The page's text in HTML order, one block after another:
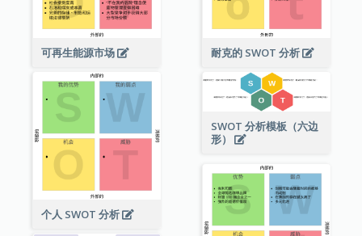
可再生能源市场 耐克的 SWOT 分析
个人 SWOT 分析
SWOT 分析模板（六边
形）